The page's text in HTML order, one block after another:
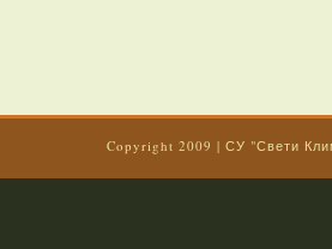
Copyright 2009 | СУ "Свети